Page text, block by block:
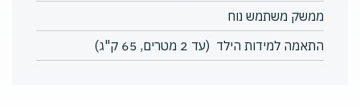
ממשק משתמש נוח
התאמה למידות הילד (עד 2 מטרים, 65 ק"ג)